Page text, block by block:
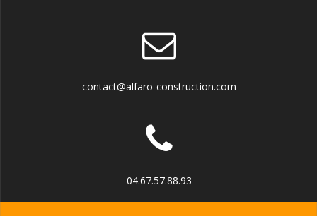
contact@alfaro-construction.com
04.67.57.88.93